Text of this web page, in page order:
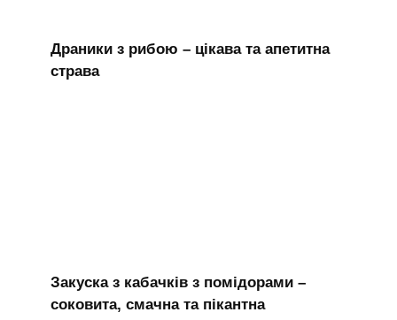
Драники з рибою – цікава та апетитна
страва
Закуска з кабачків з помідорами –
соковита, смачна та пікантна